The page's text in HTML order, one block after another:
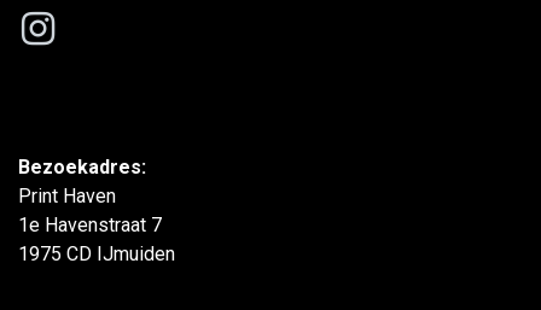
Bezoekadres:
Print Haven
1e Havenstraat 7
1975 CD IJmuiden